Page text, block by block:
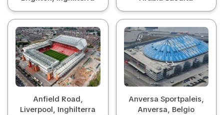
Anfield Road,
Liverpool, Inghilterra
Anversa Sportpaleis,
Anversa, Belgio